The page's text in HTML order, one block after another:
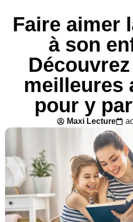
Faire aimer
à son
meilleures
pour y
Maxi Lecture